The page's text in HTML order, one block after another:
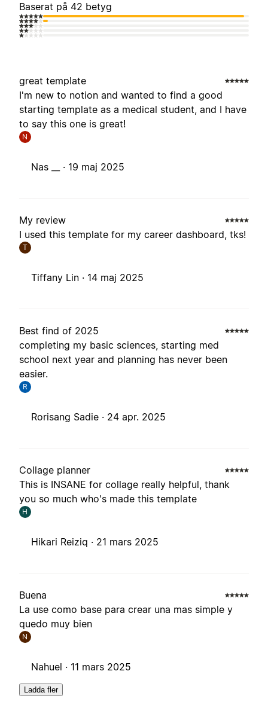
Baserat på 42 betyg
great template
I'm new to notion and wanted to find a good
starting template as a medical student, and I have
to say this one is great!
N
Nas __ · 19 maj 2025
My review
I used this template for my career dashboard, tks!
T
Tiffany Lin · 14 maj 2025
Best find of 2025
completing my basic sciences, starting med
school next year and planning has never been
easier.
R
Rorisang Sadie · 24 apr. 2025
Collage planner
This is INSANE for collage really helpful, thank
you so much who's made this template
H
Hikari Reiziq · 21 mars 2025
Buena
La use como base para crear una mas simple y
quedo muy bien
N
Nahuel · 11 mars 2025
Ladda fler